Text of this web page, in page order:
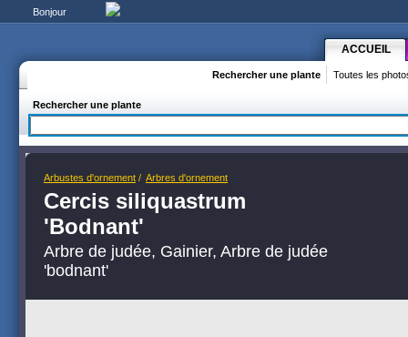
Bonjour
ACCUEIL
Rechercher une plante Toutes les
Rechercher une plante
Arbustes d'ornement / Arbres d'ornement
Cercis siliquastrum
'Bodnant'
Arbre de judée, Gainier, Arbre de judée
'bodnant'